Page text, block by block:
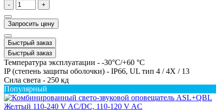
- +
Запросить цену
Быстрый заказ
Быстрый заказ
Температура эксплуатации - -30°C/+60 °C
IP (степень защиты оболочки) - IP66, UL тип 4 / 4X / 13
Сила света - 250 кд
Популярный